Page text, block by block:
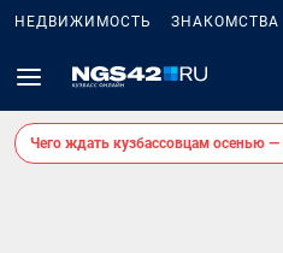
НЕДВИЖИМОСТЬ ЗНАКОМСТВА
Чего ждать кузбассовцам осенью —